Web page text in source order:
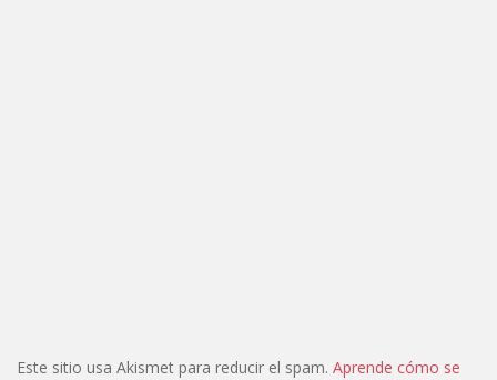
Este sitio usa Akismet para reducir el spam. Aprende cómo se